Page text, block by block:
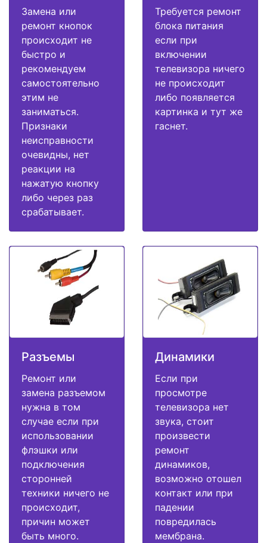
Замена или
ремонт кнопок
происходит не
быстро и
рекомендуем
самостоятельно
этим не
заниматься.
Признаки
неисправности
очевидны, нет
реакции на
нажатую кнопку
либо через раз
срабатывает.
Требуется ремонт
блока питания
если при
включении
телевизора ничего
не происходит
либо появляется
картинка и тут же
гаснет.
Разъемы
Ремонт или
замена разъемом
нужна в том
случае если при
использовании
флэшки или
подключения
сторонней
техники ничего не
происходит,
причин может
быть много.
Динамики
Если при
просмотре
телевизора нет
звука, стоит
произвести
ремонт
динамиков,
возможно отошел
контакт или при
падении
повредилась
мембрана.